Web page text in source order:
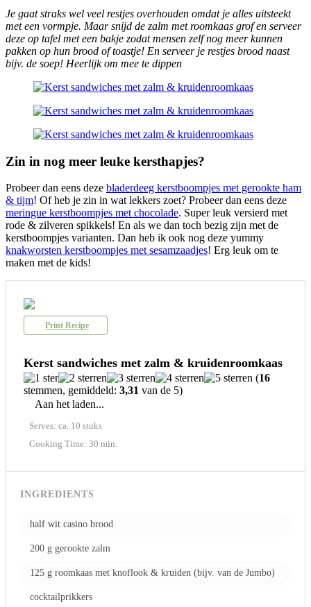
Je gaat straks wel veel restjes overhouden omdat je alles uitsteekt
met een vormpje. Maar snijd de zalm met roomkaas grof en serveer
deze op tafel met een bakje zodat mensen zelf nog meer kunnen
pakken op hun brood of toastje! En serveer je restjes brood naast
bijv. de soep! Heerlijk om mee te dippen
Zin in nog meer leuke kersthapjes?
Probeer dan eens deze bladerdeeg kerstboompjes met gerookte ham
& tijm! Of heb je zin in wat lekkers zoet? Probeer dan eens deze
meringue kerstboompjes met chocolade. Super leuk versierd met
rode & zilveren spikkels! En als we dan toch bezig zijn met de
kerstboompjes varianten. Dan heb ik ook nog deze yummy
knakworsten kerstboompjes met sesamzaadjes! Erg leuk om te
maken met de kids!
Print Recipe
Kerst sandwiches met zalm & kruidenroomkaas
(16
stemmen, gemiddeld: 3,31 van de 5)
Aan het laden...
Serves: ca. 10 stuks
Cooking Time: 30 min.
INGREDIENTS
half wit casino brood
200 g gerookte zalm
125 g roomkaas met knoflook & kruiden (bijv. van de Jumbo)
cocktailprikkers